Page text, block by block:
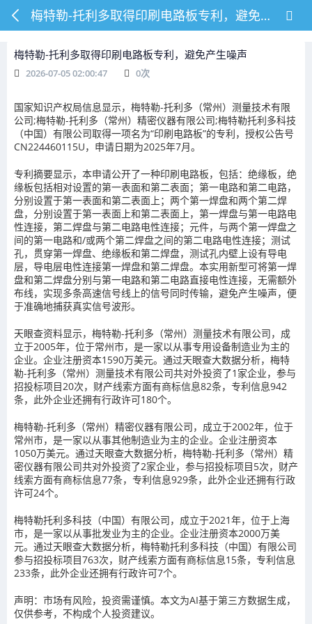
梅特勒-托利多取得印刷电路板专利，避免产生噪声
梅特勒-托利多取得印刷电路板专利，避免产生噪声
2026-07-05 02:00:47 0次
国家知识产权局信息显示，梅特勒-托利多（常州）测量技术有限
公司;梅特勒-托利多（常州）精密仪器有限公司;梅特勒托利多科技
（中国）有限公司取得一项名为“印刷电路板”的专利，授权公告号
CN224460115U，申请日期为2025年7月。
专利摘要显示，本申请公开了一种印刷电路板，包括：绝缘板，绝
缘板包括相对设置的第一表面和第二表面；第一电路和第二电路，
分别设置于第一表面和第二表面上；两个第一焊盘和两个第二焊
盘，分别设置于第一表面上和第二表面上，第一焊盘与第一电路电
性连接，第二焊盘与第二电路电性连接；元件，与两个第一焊盘之
间的第一电路和/或两个第二焊盘之间的第二电路电性连接；测试
孔，贯穿第一焊盘、绝缘板和第二焊盘，测试孔内壁上设有导电
层，导电层电性连接第一焊盘和第二焊盘。本实用新型可将第一焊
盘和第二焊盘分别与第一电路和第二电路直接电性连接，无需额外
布线，实现多条高速信号线上的信号同时传输，避免产生噪声，便
于准确地捕获真实信号波形。
天眼查资料显示，梅特勒-托利多（常州）测量技术有限公司，成
立于2005年，位于常州市，是一家以从事专用设备制造业为主的
企业。企业注册资本1590万美元。通过天眼查大数据分析，梅特
勒-托利多（常州）测量技术有限公司共对外投资了1家企业，参与
招投标项目20次，财产线索方面有商标信息82条，专利信息942
条，此外企业还拥有行政许可180个。
梅特勒-托利多（常州）精密仪器有限公司，成立于2002年，位于
常州市，是一家以从事其他制造业为主的企业。企业注册资本
1050万美元。通过天眼查大数据分析，梅特勒-托利多（常州）精
密仪器有限公司共对外投资了2家企业，参与招投标项目5次，财产
线索方面有商标信息77条，专利信息929条，此外企业还拥有行政
许可24个。
梅特勒托利多科技（中国）有限公司，成立于2021年，位于上海
市，是一家以从事批发业为主的企业。企业注册资本2000万美
元。通过天眼查大数据分析，梅特勒托利多科技（中国）有限公司
参与招投标项目763次，财产线索方面有商标信息15条，专利信息
233条，此外企业还拥有行政许可7个。
声明：市场有风险，投资需谨慎。本文为AI基于第三方数据生成，
仅供参考，不构成个人投资建议。